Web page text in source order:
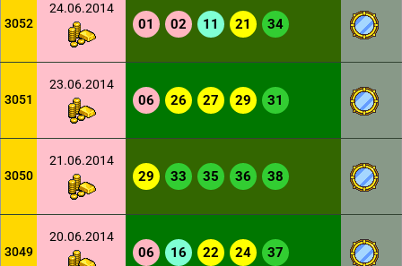
3052
24.06.2014
01 02 11 21 34
3051
23.06.2014
06 26 27 29 31
3050
21.06.2014
29 33 35 36 38
3049
20.06.2014
06 16 22 24 37